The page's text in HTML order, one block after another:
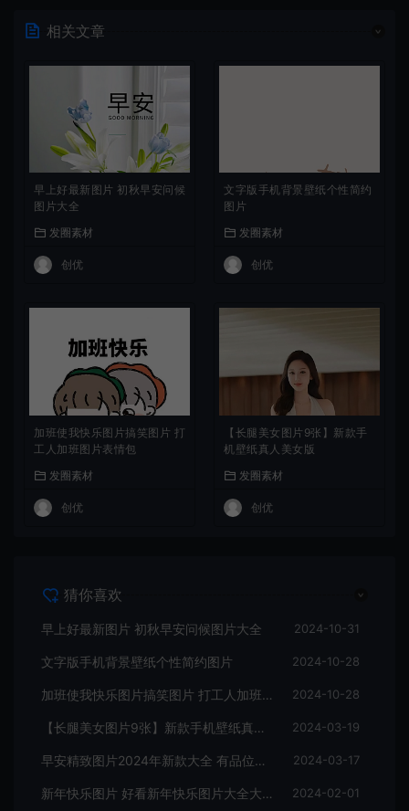
相关文章
早上好最新图片 初秋早安问候
图片大全
发圈素材
创优
文字版手机背景壁纸个性简约
图片
发圈素材
创优
加班使我快乐图片搞笑图片 打
工人加班图片表情包
发圈素材
创优
【长腿美女图片9张】新款手
机壁纸真人美女版
发圈素材
创优
猜你喜欢
早上好最新图片 初秋早安问候图片大全 2024-10-31
文字版手机背景壁纸个性简约图片 2024-10-28
加班使我快乐图片搞笑图片 打工人加班图片表情包 2024-10-28
【长腿美女图片9张】新款手机壁纸真人美女版 2024-03-19
早安精致图片2024年新款大全 有品位的早安图片9张 2024-03-17
新年快乐图片 好看新年快乐图片大全大图 2024-02-01